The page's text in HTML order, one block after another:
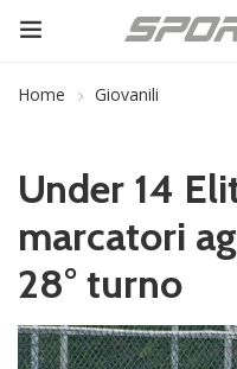
Home Giovanili
Under 14
marcatori
28° turno